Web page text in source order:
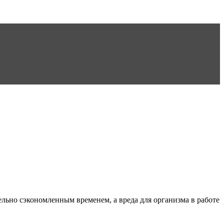
сэкономленным временем, а вреда для организма в работе